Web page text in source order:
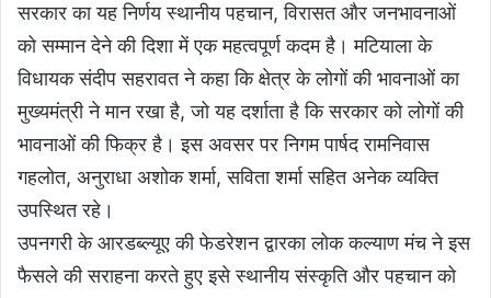
सरकार का यह निर्णय स्थानीय पहचान, विरासत और जनभावनाओं
को सम्मान देने की दिशा में एक महत्वपूर्ण कदम है। मटियाला के
विधायक संदीप सहरावत ने कहा कि क्षेत्र के लोगों की भावनाओं का
मुख्यमंत्री ने मान रखा है, जो यह दर्शाता है कि सरकार को लोगों की
भावनाओं की फिक्र है। इस अवसर पर निगम पार्षद रामनिवास
गहलोत, अनुराधा अशोक शर्मा, सविता शर्मा सहित अनेक व्यक्ति
उपस्थित रहे।
उपनगरी के आरडब्ल्यूए की फेडरेशन द्वारका लोक कल्याण मंच ने इस
फैसले की सराहना करते हुए इसे स्थानीय संस्कृति और पहचान को